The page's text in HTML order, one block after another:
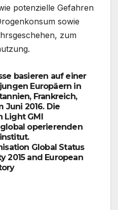
potenzielle Gefahren
sowie
zum
basieren auf einer
Europäern in
Frankreich,
Juni 2016. Die
Light GMI
operierenden
Global Status
2015 and European